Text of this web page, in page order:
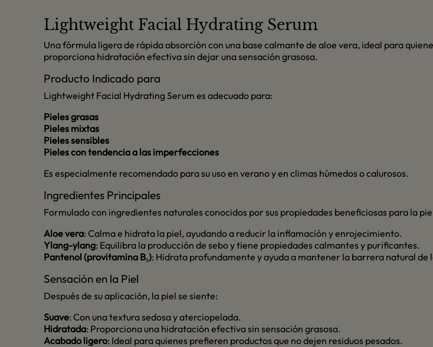
Lightweight Facial Hydrating Serum
Una fórmula ligera de rápida absorción con una base calmante de aloe vera, ideal para
proporciona hidratación efectiva sin dejar una sensación grasosa.
Producto Indicado para
Lightweight Facial Hydrating Serum es adecuado para:
Pieles grasas
Pieles mixtas
Pieles sensibles
Pieles con tendencia a las imperfecciones
Es especialmente recomendado para su uso en verano y en climas húmedos o calurosos.
Ingredientes Principales
Formulado con ingredientes naturales conocidos por sus propiedades beneficiosas para la
Aloe vera: Calma e hidrata la piel, ayudando a reducir la inflamación y enrojecimiento.
Ylang-ylang: Equilibra la producción de sebo y tiene propiedades calmantes y purificantes.
Pantenol (provitamina B₅): Hidrata profundamente y ayuda a mantener la barrera natural de
Sensación en la Piel
Después de su aplicación, la piel se siente:
Suave: Con una textura sedosa y aterciopelada.
Hidratada: Proporciona una hidratación efectiva sin sensación grasosa.
Acabado ligero: Ideal para quienes prefieren productos que no dejen residuos pesados.